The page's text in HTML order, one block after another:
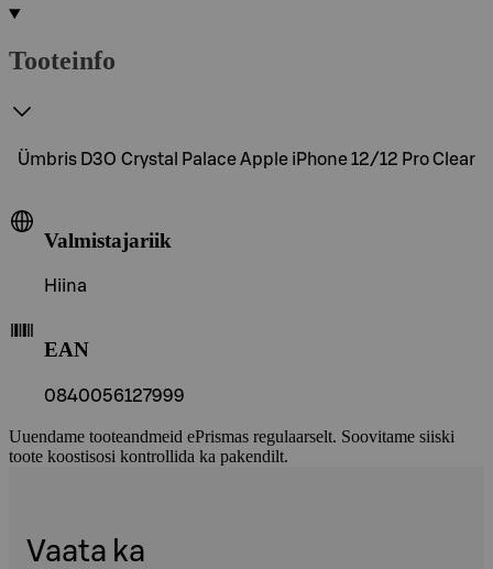
Tooteinfo
Ümbris D3O Crystal Palace Apple iPhone 12/12 Pro Clear
Valmistajariik
Hiina
EAN
0840056127999
Uuendame tooteandmeid ePrismas regulaarselt. Soovitame siiski
toote koostisosi kontrollida ka pakendilt.
Vaata ka